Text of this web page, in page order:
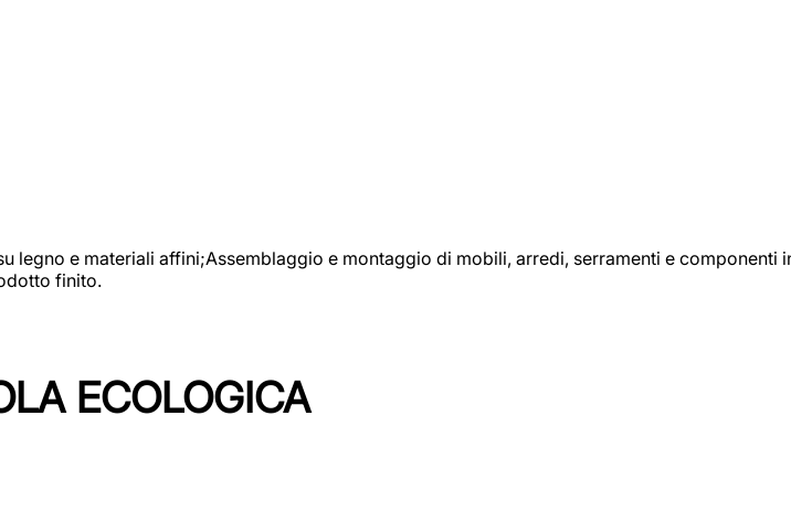
legno e materiali affini;Assemblaggio e montaggio di mobili, arredi, serramenti e componenti
finito.
ECOLOGICA